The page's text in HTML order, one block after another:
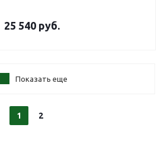
25 540 руб.
Показать еще
1 2